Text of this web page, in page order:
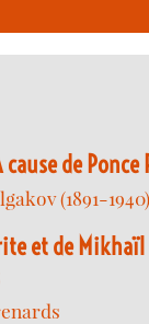
de
(1891-
et de